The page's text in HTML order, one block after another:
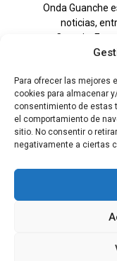
Para ofrecer las mejores
cookies para almacenar
consentimiento de estas
el comportamiento de
sitio. No consentir o
negativamente a ciertas
Onda Guanche
noticias,
Canaria.
información
Todos los derechos
Radio
Contacto
Aviso Legal